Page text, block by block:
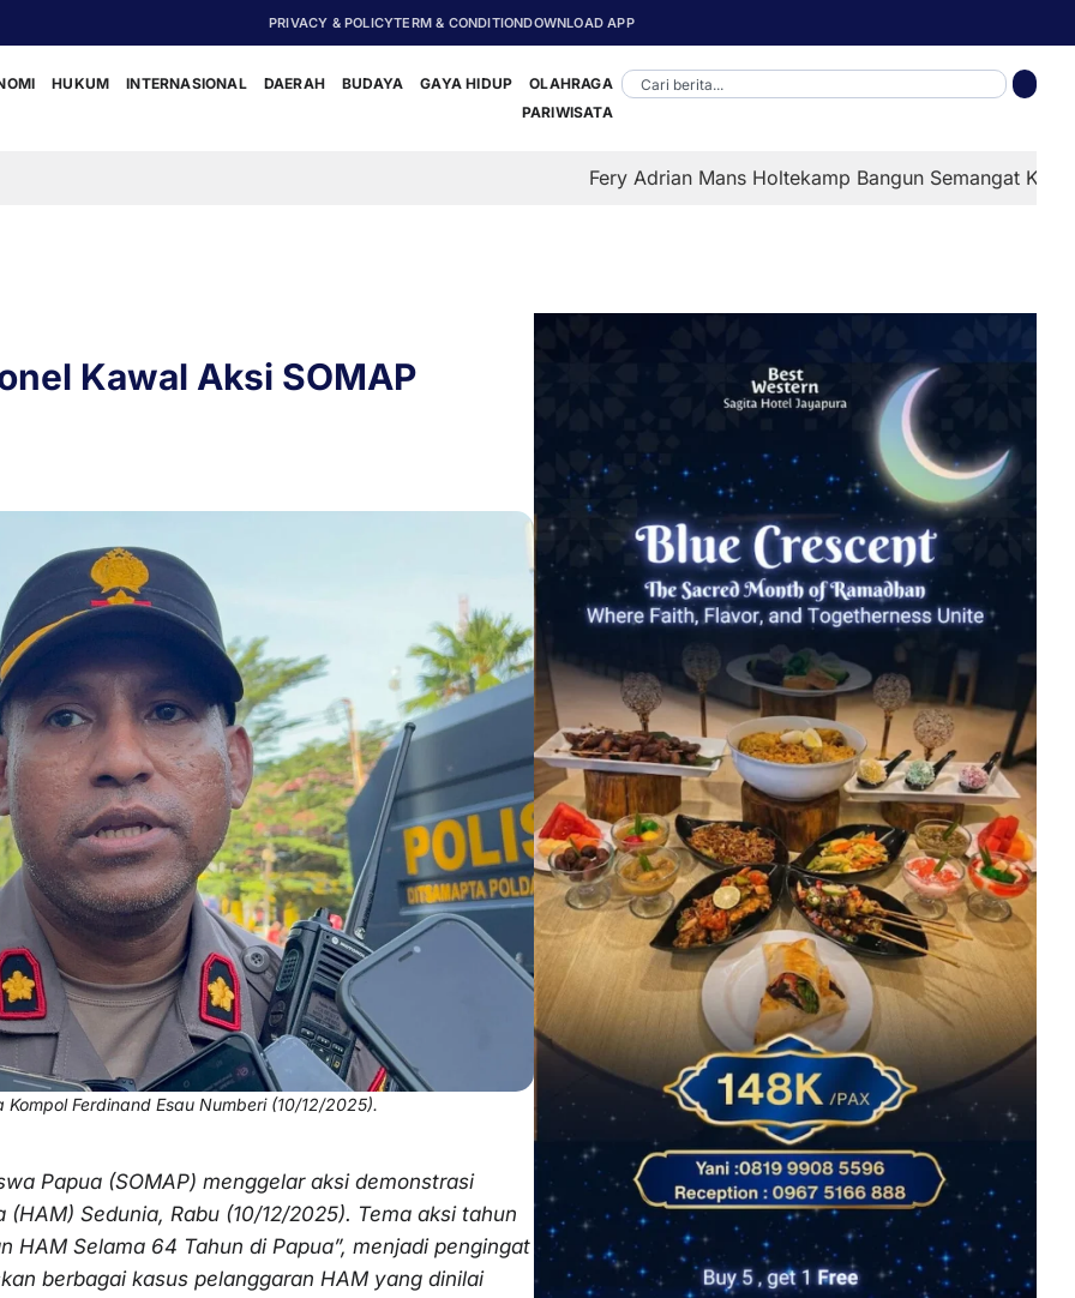
PRIVACY & POLICYTERM & CONDITIONDOWNLOAD APP
HUKUM INTERNASIONAL DAERAH BUDAYA GAYA HIDUP
OLAHRAGA
PARIWISATA
Fery Adrian Mans Holtekamp Bangun Semangat Kemerdekaan
Kawal Aksi SOMAP
Ferdinand Esau Numberi (10/12/2025).
Papua (SOMAP) menggelar aksi demonstrasi
Sedunia, Rabu (10/12/2025). Tema aksi tahun
HAM Selama 64 Tahun di Papua”, menjadi pengingat
berbagai kasus pelanggaran HAM yang dinilai